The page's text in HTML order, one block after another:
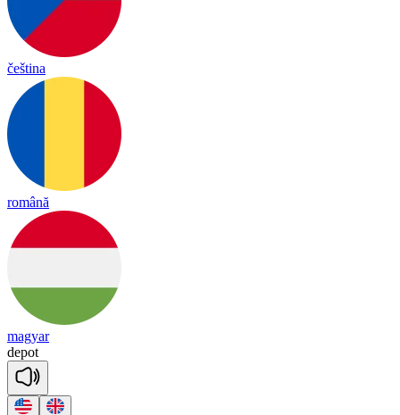
čeština
română
magyar
depot